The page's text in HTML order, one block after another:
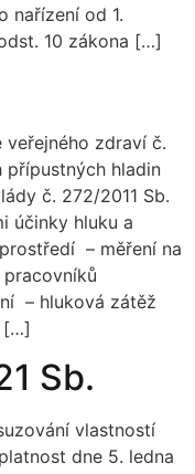
nařízení od 1.
10 zákona […]
zdraví č.
přípustných hladin
č. 272/2011 Sb.
účinky hluku a
– měření na
– hluková zátěž
[…]
Sb.
vlastností
dne 5. ledna